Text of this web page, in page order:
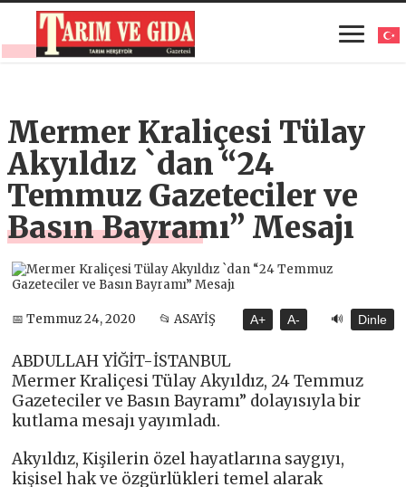
Mermer Kraliçesi Tülay
Akyıldız `dan “24
Temmuz Gazeteciler ve
Basın Bayramı” Mesajı
📅 Temmuz 24, 2020 📂 ASAYİŞ A+ A- 🔊 Dinle
ABDULLAH YİĞİT-İSTANBUL
Mermer Kraliçesi Tülay Akyıldız, 24 Temmuz
Gazeteciler ve Basın Bayramı” dolayısıyla bir
kutlama mesajı yayımladı.
Akyıldız, Kişilerin özel hayatlarına saygıyı,
kişisel hak ve özgürlükleri temel alarak